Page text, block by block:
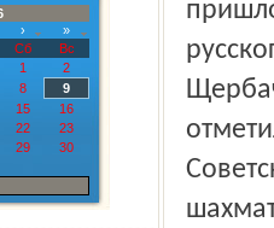
›
»
Сб
Вс
1
2
8
9
15
16
22
23
29
30